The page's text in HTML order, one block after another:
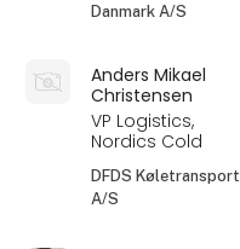
Danmark A/S
Anders Mikael
Christensen
VP Logistics,
Nordics Cold
DFDS Køletransport
A/S